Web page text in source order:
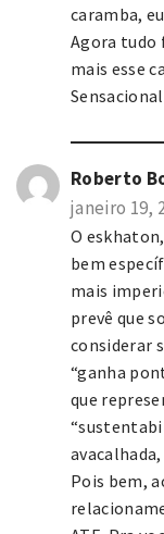
caramba,
Agora tudo
mais esse
Roberto
janeiro 19,
O
bem
mais
prevê que
considerar
“ganha
que
Pois bem,